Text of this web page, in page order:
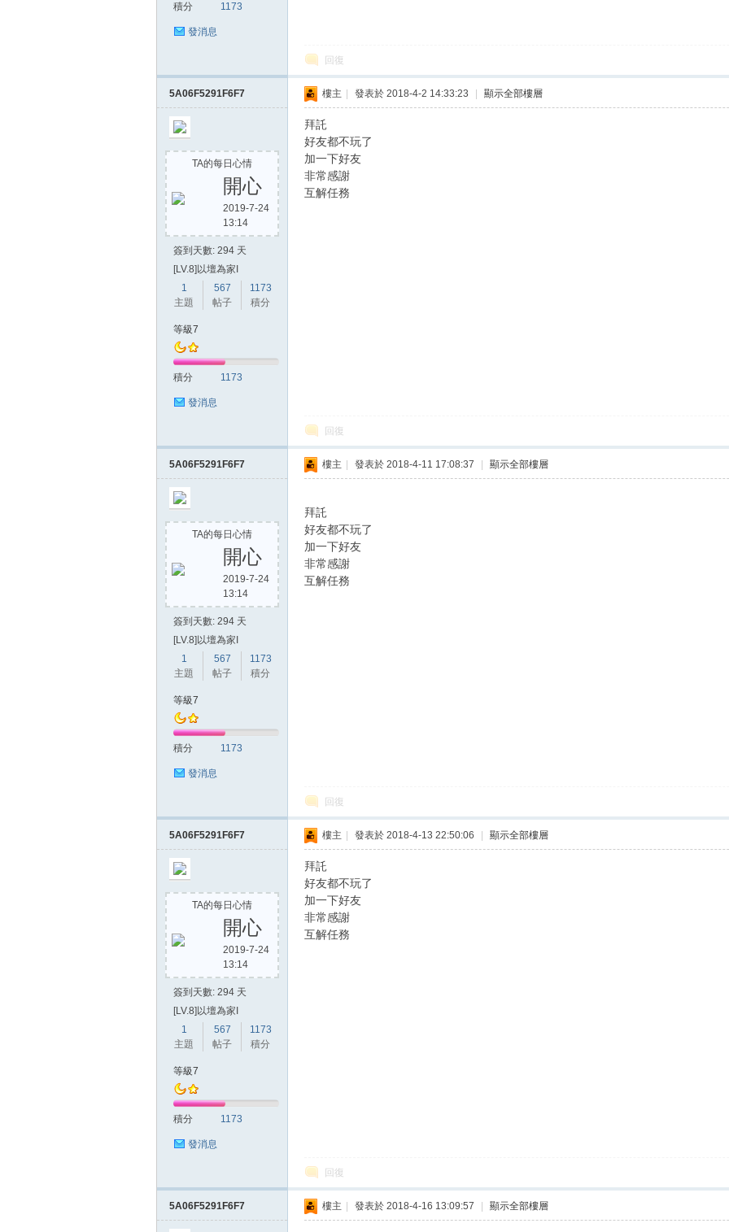
積分 1173
發消息
回復
5A06F5291F6F7
TA的每日心情
開心
2019-7-24
13:14
簽到天數: 294 天
[LV.8]以壇為家I
1
主題
567
帖子
1173
積分
等級7
積分 1173
發消息
樓主 發表於 2018-4-2 14:33:23 顯示全部樓層
拜託
好友都不玩了
加一下好友
非常感謝
互解任務
回復
5A06F5291F6F7
TA的每日心情
開心
2019-7-24
13:14
簽到天數: 294 天
[LV.8]以壇為家I
1
主題
567
帖子
1173
積分
等級7
積分 1173
發消息
樓主 發表於 2018-4-11 17:08:37 顯示全部樓層
拜託
好友都不玩了
加一下好友
非常感謝
互解任務
回復
5A06F5291F6F7
TA的每日心情
開心
2019-7-24
13:14
簽到天數: 294 天
[LV.8]以壇為家I
1
主題
567
帖子
1173
積分
等級7
積分 1173
發消息
樓主 發表於 2018-4-13 22:50:06 顯示全部樓層
拜託
好友都不玩了
加一下好友
非常感謝
互解任務
回復
5A06F5291F6F7 樓主 發表於 2018-4-16 13:09:57 顯示全部樓層